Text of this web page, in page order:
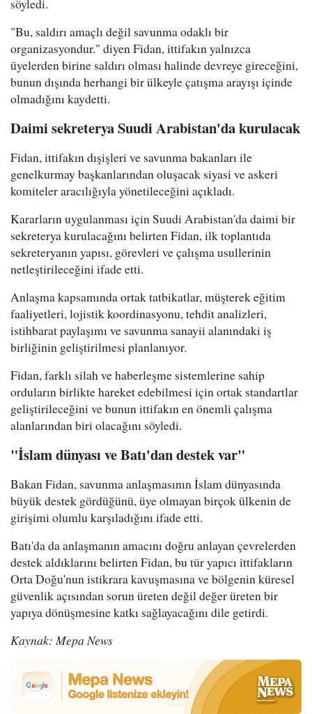
söyledi.
"Bu, saldırı amaçlı değil savunma odaklı bir
organizasyondur." diyen Fidan, ittifakın yalnızca
üyelerden birine saldırı olması halinde devreye gireceğini,
bunun dışında herhangi bir ülkeyle çatışma arayışı içinde
olmadığını kaydetti.
Daimi sekreterya Suudi Arabistan'da kurulacak
Fidan, ittifakın dışişleri ve savunma bakanları ile
genelkurmay başkanlarından oluşacak siyasi ve askeri
komiteler aracılığıyla yönetileceğini açıkladı.
Kararların uygulanması için Suudi Arabistan'da daimi bir
sekreterya kurulacağını belirten Fidan, ilk toplantıda
sekreteryanın yapısı, görevleri ve çalışma usullerinin
netleştirileceğini ifade etti.
Anlaşma kapsamında ortak tatbikatlar, müşterek eğitim
faaliyetleri, lojistik koordinasyonu, tehdit analizleri,
istihbarat paylaşımı ve savunma sanayii alanındaki iş
birliğinin geliştirilmesi planlanıyor.
Fidan, farklı silah ve haberleşme sistemlerine sahip
orduların birlikte hareket edebilmesi için ortak standartlar
geliştirileceğini ve bunun ittifakın en önemli çalışma
alanlarından biri olacağını söyledi.
"İslam dünyası ve Batı'dan destek var"
Bakan Fidan, savunma anlaşmasının İslam dünyasında
büyük destek gördüğünü, üye olmayan birçok ülkenin de
girişimi olumlu karşıladığını ifade etti.
Batı'da da anlaşmanın amacını doğru anlayan çevrelerden
destek aldıklarını belirten Fidan, bu tür yapıcı ittifakların
Orta Doğu'nun istikrara kavuşmasına ve bölgenin küresel
güvenlik açısından sorun üreten değil değer üreten bir
yapıya dönüşmesine katkı sağlayacağını dile getirdi.
Kaynak: Mepa News